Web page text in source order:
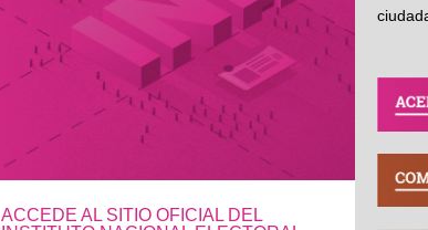
ACCEDE AL SITIO OFICIAL DEL